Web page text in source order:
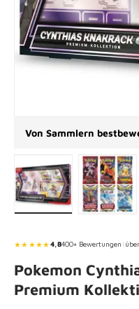
Von Sammlern
★★★★★4,8400+ Bewertungen |
Pokemon
Premium